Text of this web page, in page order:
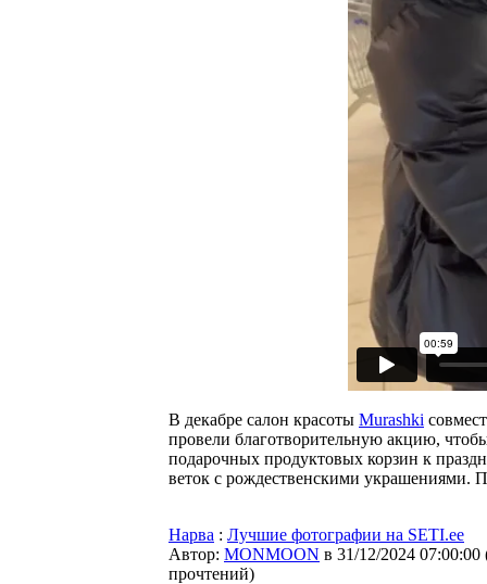
В декабре салон красоты Murashki
провели благотворительную акцию,
подарочных продуктовых корзин к
веток с рождественскими украшениями.
Нарва : Лучшие фотографии на SETI.ee
Автор: MONMOON в 31/12/2024 07:00:00
прочтений)